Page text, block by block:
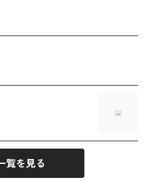
覧を見る